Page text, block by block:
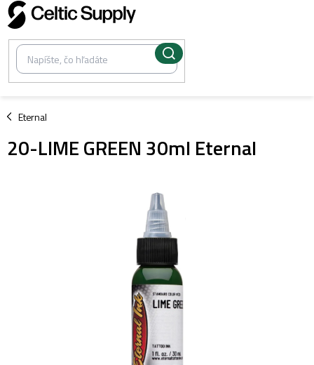
Prejsť
na
obsah
Eternal
/
20-LIME GREEN 30ml Eternal